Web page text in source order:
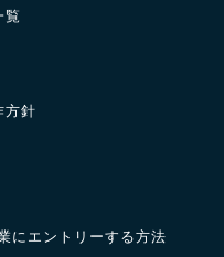
覧
方針
にエントリーする方法